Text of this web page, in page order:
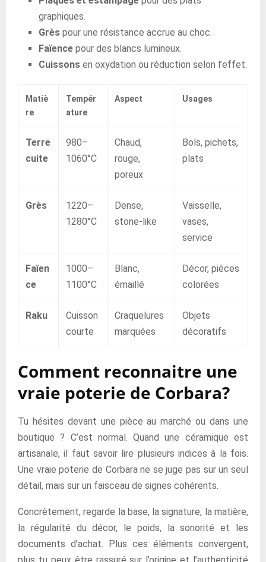
graphiques.
Grès pour une résistance accrue au choc.
Faïence pour des blancs lumineux.
Cuissons en oxydation ou réduction selon l’effet.
Matiè
re
Tempér
ature
Aspect Usages
Terre
cuite
980–
1060°C
Chaud,
rouge,
poreux
Bols, pichets,
plats
Grès
1220–
1280°C
Dense,
stone-like
Vaisselle,
vases,
service
Faïen
ce
1000–
1100°C
Blanc,
émaillé
Décor, pièces
colorées
Raku
Cuisson
courte
Craquelures
marquées
Objets
décoratifs
Comment reconnaitre une
vraie poterie de Corbara?
Tu hésites devant une pièce au marché ou dans une
boutique ? C’est normal. Quand une céramique est
artisanale, il faut savoir lire plusieurs indices à la fois.
Une vraie poterie de Corbara ne se juge pas sur un seul
détail, mais sur un faisceau de signes cohérents.
Concrètement, regarde la base, la signature, la matière,
la régularité du décor, le poids, la sonorité et les
documents d’achat. Plus ces éléments convergent,